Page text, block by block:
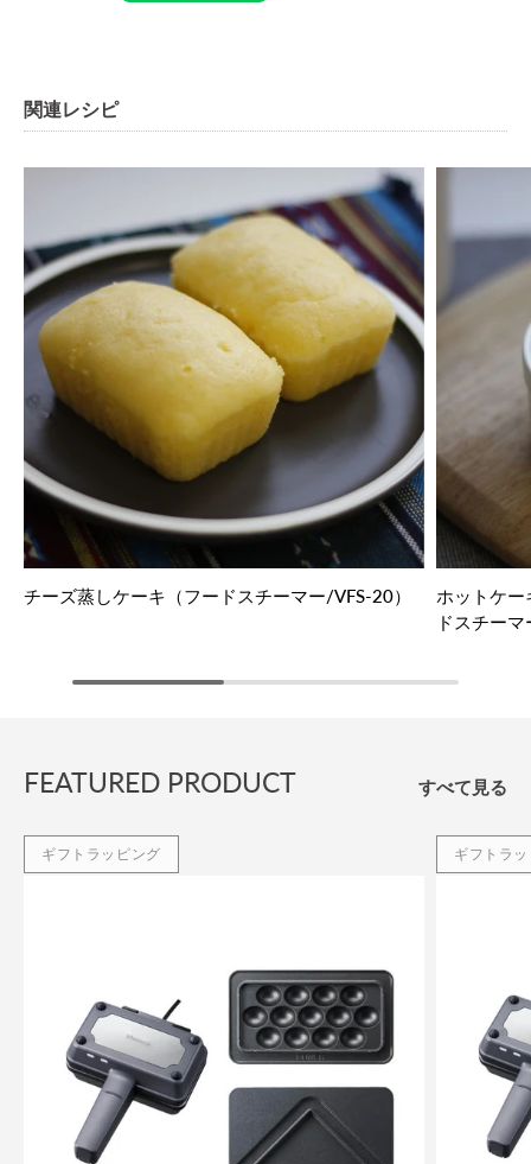
関連レシピ
チーズ蒸しケーキ（フードスチーマー/VFS-20）
ホットケ
ドスチー
FEATURED PRODUCT すべて見る
ギフトラッピング ギフトラ